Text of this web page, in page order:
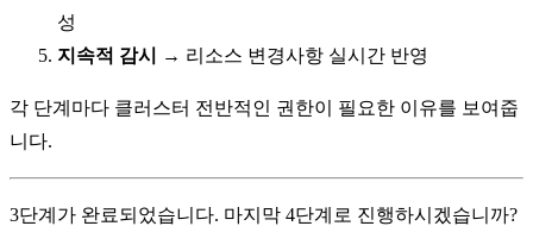
성
지속적 감시
→ 리소스 변경사항 실시간 반영
각 단계마다 클러스터 전반적인 권한이 필요한 이유를 보여줍
니다.
3단계가 완료되었습니다. 마지막 4단계로 진행하시겠습니까?